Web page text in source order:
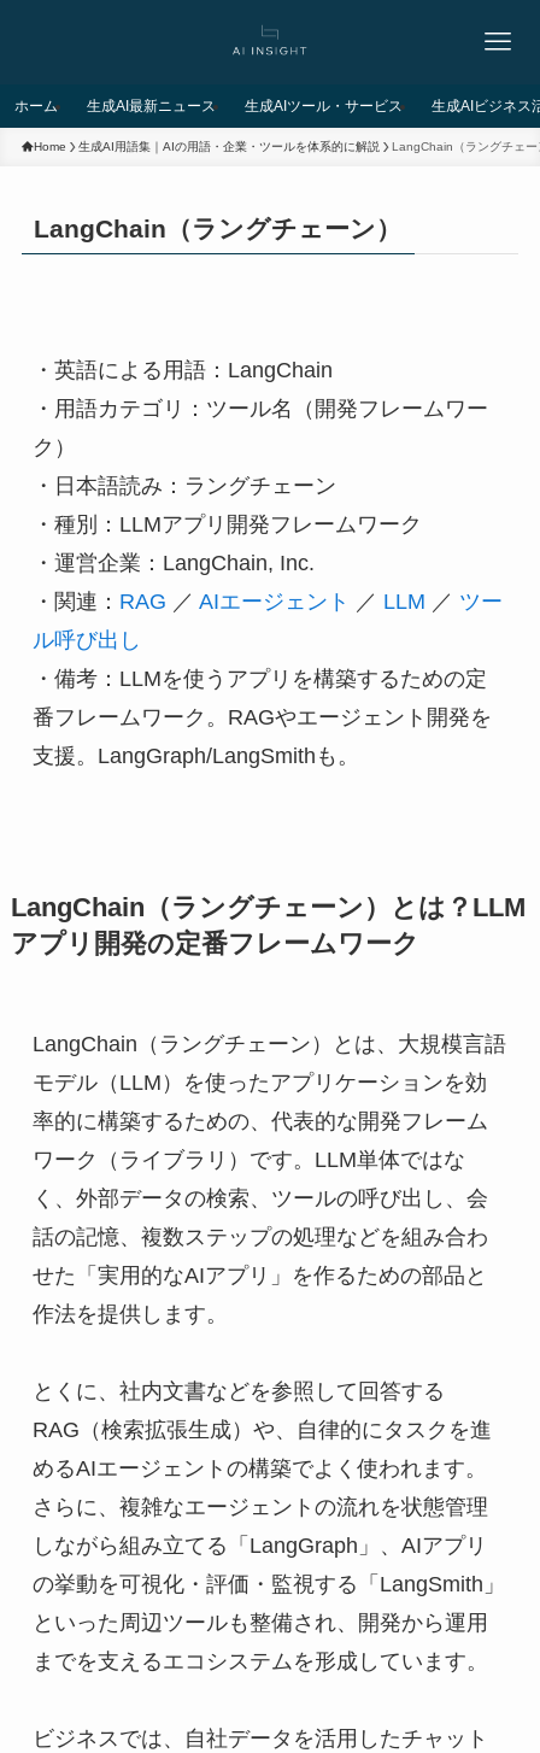
ホーム 生成AI最新ニュース 生成AIツール・サービス 生成AIビジネス
Home 生成AI用語集｜AIの用語・企業・ツールを体系的に解説 LangChain（ラングチェー
LangChain（ラングチェーン）
・英語による用語：LangChain
・用語カテゴリ：ツール名（開発フレームワー
ク）
・日本語読み：ラングチェーン
・種別：LLMアプリ開発フレームワーク
・運営企業：LangChain, Inc.
・関連： RAG ／ AIエージェント ／ LLM ／ ツー
ル呼び出し
・備考：LLMを使うアプリを構築するための定
番フレームワーク。RAGやエージェント開発を
支援。LangGraph/LangSmithも。
LangChain（ラングチェーン）とは？LLM
アプリ開発の定番フレームワーク
LangChain（ラングチェーン）とは、大規模言語
モデル（LLM）を使ったアプリケーションを効
率的に構築するための、代表的な開発フレーム
ワーク（ライブラリ）です。LLM単体ではな
く、外部データの検索、ツールの呼び出し、会
話の記憶、複数ステップの処理などを組み合わ
せた「実用的なAIアプリ」を作るための部品と
作法を提供します。
とくに、社内文書などを参照して回答する
RAG（検索拡張生成）や、自律的にタスクを進
めるAIエージェントの構築でよく使われます。
さらに、複雑なエージェントの流れを状態管理
しながら組み立てる「LangGraph」、AIアプリ
の挙動を可視化・評価・監視する「LangSmith」
といった周辺ツールも整備され、開発から運用
までを支えるエコシステムを形成しています。
ビジネスでは、自社データを活用したチャット